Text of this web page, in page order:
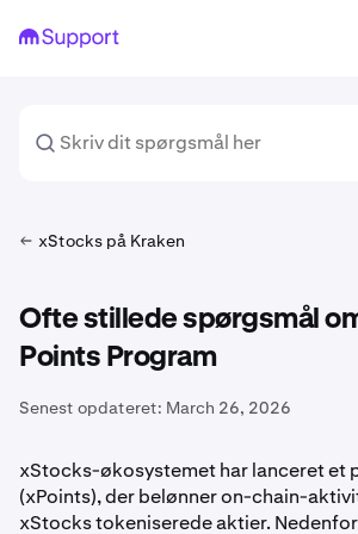
xStocks på Kraken
Ofte stillede spørgsmål
Points Program
Senest opdateret: March 26, 2026
xStocks-økosystemet har lanceret et
(xPoints), der belønner on-chain-
xStocks tokeniserede aktier.